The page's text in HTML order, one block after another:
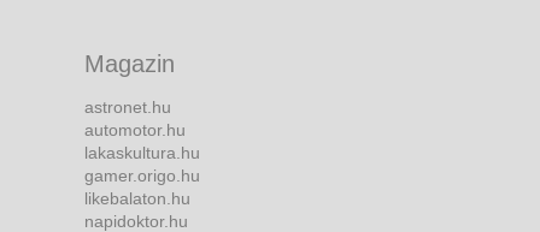
Magazin
astronet.hu
automotor.hu
lakaskultura.hu
gamer.origo.hu
likebalaton.hu
napidoktor.hu